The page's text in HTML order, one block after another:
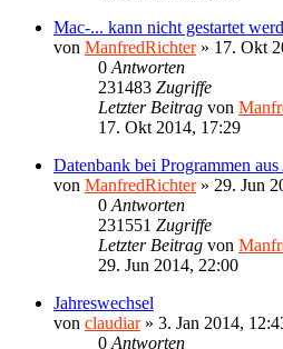
Mac-... kann nicht gestartet
von ManfredRichter» 17. Okt
0 Antworten
231483 Zugriffe
Letzter Beitrag von
17. Okt 2014, 17:29
Datenbank bei Programmen
von ManfredRichter» 29. Jun
0 Antworten
231551 Zugriffe
Letzter Beitrag von
29. Jun 2014, 22:00
Jahreswechsel
von claudiar» 3. Jan 2014,
0 Antworten